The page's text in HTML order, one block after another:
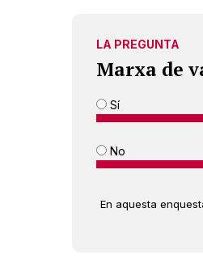
LA PREGUNTA
Marxa de
Sí
No
En aquesta